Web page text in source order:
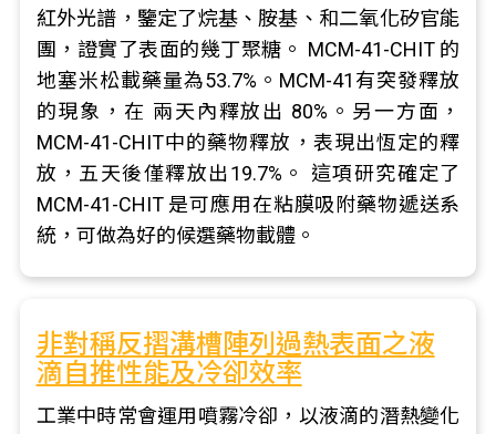
紅外光譜，鑒定了烷基、胺基、和二氧化矽官能
團，證實了表面的幾丁聚糖。 MCM-41-CHIT 的
地塞米松載藥量為53.7%。MCM-41有突發釋放
的現象，在 兩天內釋放出 80%。另一方面，
MCM-41-CHIT中的藥物釋放，表現出恆定的釋
放，五天後僅釋放出19.7%。 這項研究確定了
MCM-41-CHIT 是可應用在粘膜吸附藥物遞送系
統，可做為好的候選藥物載體。
非對稱反摺溝槽陣列過熱表面之液
滴自推性能及冷卻效率
工業中時常會運用噴霧冷卻，以液滴的潛熱變化